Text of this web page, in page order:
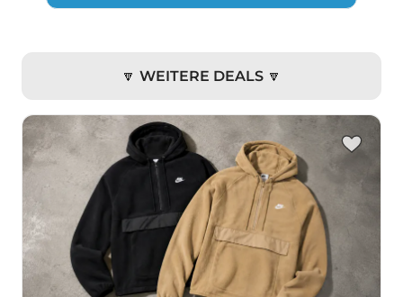
🔽 WEITERE DEALS 🔽